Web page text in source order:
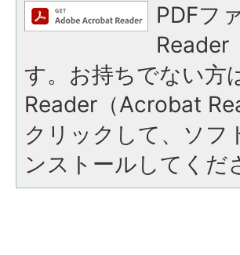
PDFフ
Reader
す。お持ちでない方
Reader（Acrobat
クリックして、ソフ
ンストールしてくだ